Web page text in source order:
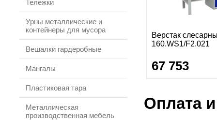
Тележки
Урны металлические и
контейнеры для мусора
Вешалки гардеробные
Мангалы
Пластиковая тара
Металлическая
производственная мебель
Верстак
160.WS1/F2.021
67 753
Оплата